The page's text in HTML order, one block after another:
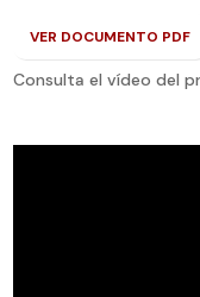
VER DOCUMENTO PDF
Consulta el vídeo del